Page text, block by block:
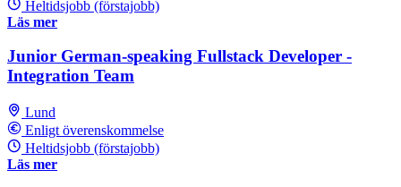
Heltidsjobb (förstajobb)
Läs mer
Junior German-speaking Fullstack Developer -
Integration Team
Lund
Enligt överenskommelse
Heltidsjobb (förstajobb)
Läs mer